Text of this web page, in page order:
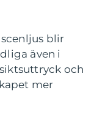
blir
även i
och
mer